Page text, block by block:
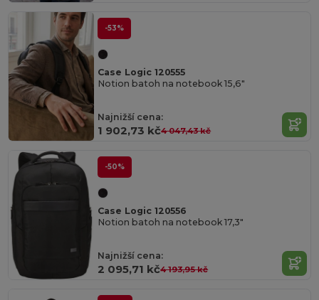
-53%
Case Logic 120555
Notion batoh na notebook 15,6"
Najnižší cena:
1 902,73 kč4 047,43 kč
-50%
Case Logic 120556
Notion batoh na notebook 17,3"
Najnižší cena:
2 095,71 kč4 193,95 kč